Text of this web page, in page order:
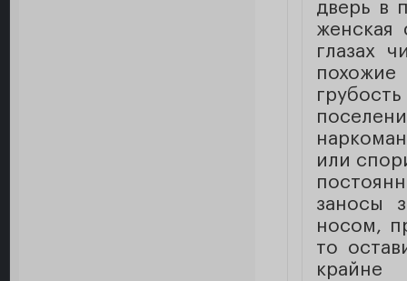
дверь в
женская
глазах
или
заносы
носом,
то
крайне